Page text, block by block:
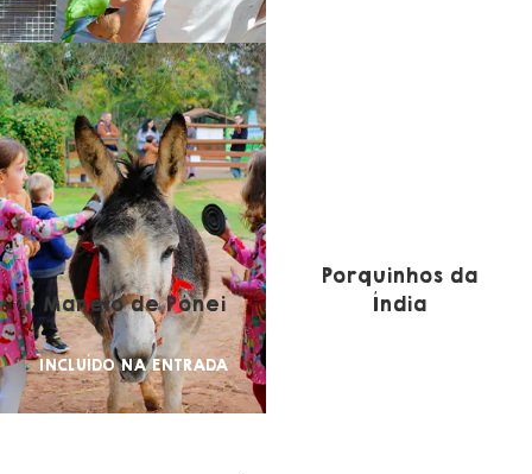
Maneio de Pónei
INCLUÍDO NA ENTRADA
Porquinhos da
Índia